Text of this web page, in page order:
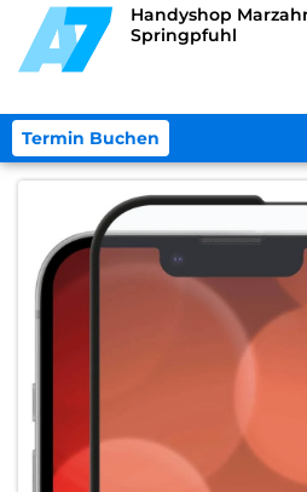
Handyshop
Springpfuhl
Termin Buchen